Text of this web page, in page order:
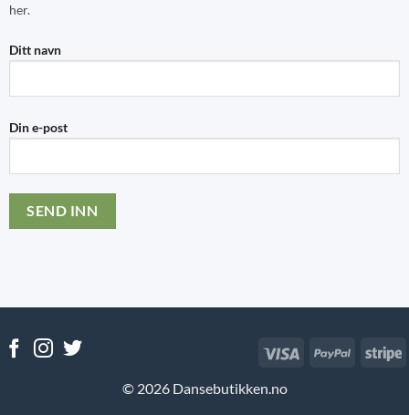
her.
Ditt navn
Din e-post
© 2026 Dansebutikken.no
Visa PayPal